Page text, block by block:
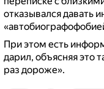
отказывался давать
При этом есть
дарил, объясняя это
раз дороже».